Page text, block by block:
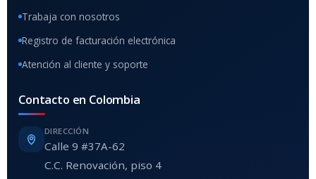
Trabaja con nosotros
Registro de facturación electrónica
Atención al cliente y soporte
Contacto en Colombia
DIRECCIÓN
Calle 9 #37A-62
C.C. Renovación, piso 4